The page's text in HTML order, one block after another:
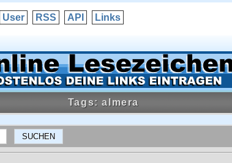
User RSS API Links
Tags: almera